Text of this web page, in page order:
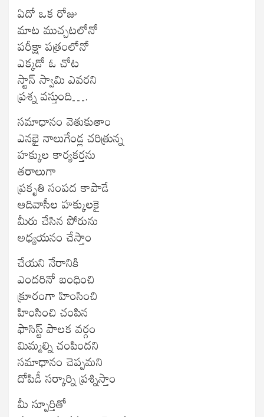
ఏదో ఒక రోజు
మాట ముచ్చటలోనో
పరీక్షా పత్రంలోనో
ఎక్కడో ఓ చోట
స్టాన్ స్వామి ఎవరని
ప్రశ్న వస్తుంది….
సమాధానం వెతుకుతాం
ఎనభై నాలుగేండ్ల చరిత్రున్న
హక్కుల కార్యకర్తను
తరాలుగా
ప్రకృతి సంపద కాపాడే
ఆదివాసీల హక్కులకై
మీరు చేసిన పోరును
అధ్యయనం చేస్తాం
చేయని నేరానికి
ఎందరినో బంధించి
క్రూరంగా హింసించి
హింసించి చంపిన
ఫాసిస్ట్ పాలక వర్గం
మిమ్మల్ని చంపిందని
సమాధానం చెప్పమని
దోపిడీ సర్కార్ని ప్రశ్నిస్తాం
మీ స్పూర్తితో